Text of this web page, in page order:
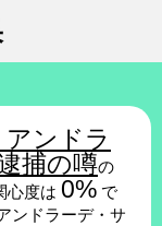
ンドラ
捕の噂の
心度は 0% で
ンドラーデ・サ